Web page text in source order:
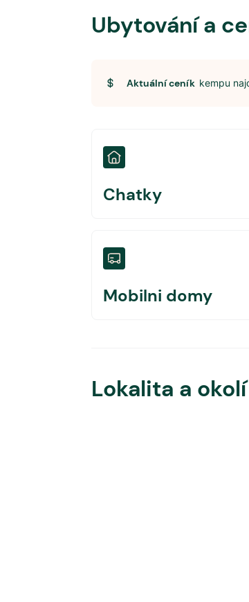
Ubytování a
Aktuální ceník kempu
Chatky
Mobilni domy
Lokalita a okolí